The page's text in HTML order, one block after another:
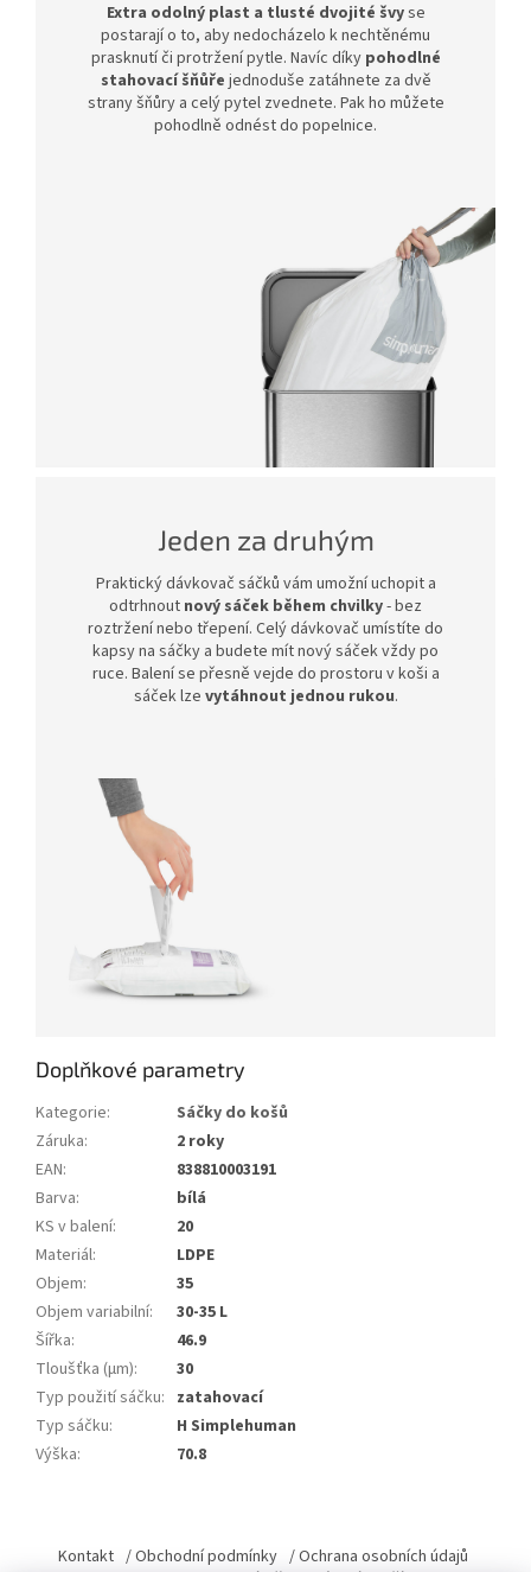
Extra odolný plast a tlusté dvojité švyse
postarají o to, aby nedocházelo k nechtěnému
prasknutí či protržení pytle. Navíc díky pohodlné
stahovací šňůře jednoduše zatáhnete za dvě
strany šňůry a celý pytel zvednete. Pak ho můžete
pohodlně odnést do popelnice.
Jeden za druhým
Praktický dávkovač sáčků vám umožní uchopit a
odtrhnout nový sáček během chvilky- bez
roztržení nebo třepení. Celý dávkovač umístíte do
kapsy na sáčky a budete mít nový sáček vždy po
ruce. Balení se přesně vejde do prostoru v koši a
sáček lze vytáhnout jednou rukou.
Doplňkové parametry
Kategorie:
Sáčky do košů
Záruka:
2 roky
EAN:
838810003191
Barva:
bílá
KS v balení:
20
Materiál:
LDPE
Objem:
35
Objem variabilní:
30-35 L
Šířka:
46.9
Tloušťka (µm):
30
Typ použití sáčku: zatahovací
Typ sáčku:
H Simplehuman
Výška: 70.8
Kontakt / Obchodní podmínky / Ochrana osobních údajů